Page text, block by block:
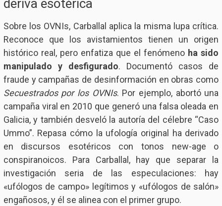
deriva esotérica
Sobre los OVNIs, Carballal aplica la misma lupa crítica.
Reconoce que los avistamientos tienen un origen
histórico real, pero enfatiza que el fenómeno ha sido
manipulado y desfigurado. Documentó casos de
fraude y campañas de desinformación en obras como
Secuestrados por los OVNIs. Por ejemplo, abortó una
campaña viral en 2010 que generó una falsa oleada en
Galicia, y también desveló la autoría del célebre “Caso
Ummo”. Repasa cómo la ufología original ha derivado
en discursos esotéricos con tonos new-age o
conspiranoicos. Para Carballal, hay que separar la
investigación seria de las especulaciones: hay
«ufólogos de campo» legítimos y «ufólogos de salón»
engañosos, y él se alinea con el primer grupo.